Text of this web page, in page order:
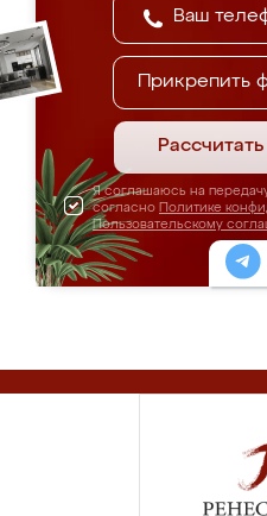
Прикрепить
Я соглашаюсь на
согласно Политике
Пользовательскому